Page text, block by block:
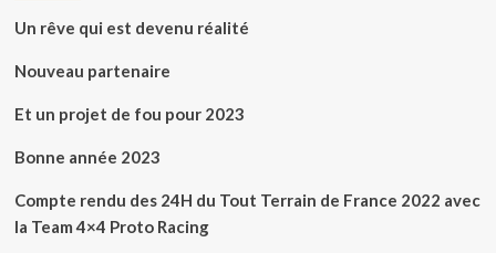
Un rêve qui est devenu réalité
Nouveau partenaire
Et un projet de fou pour 2023
Bonne année 2023
Compte rendu des 24H du Tout Terrain de France 2022 avec
la Team 4×4 Proto Racing